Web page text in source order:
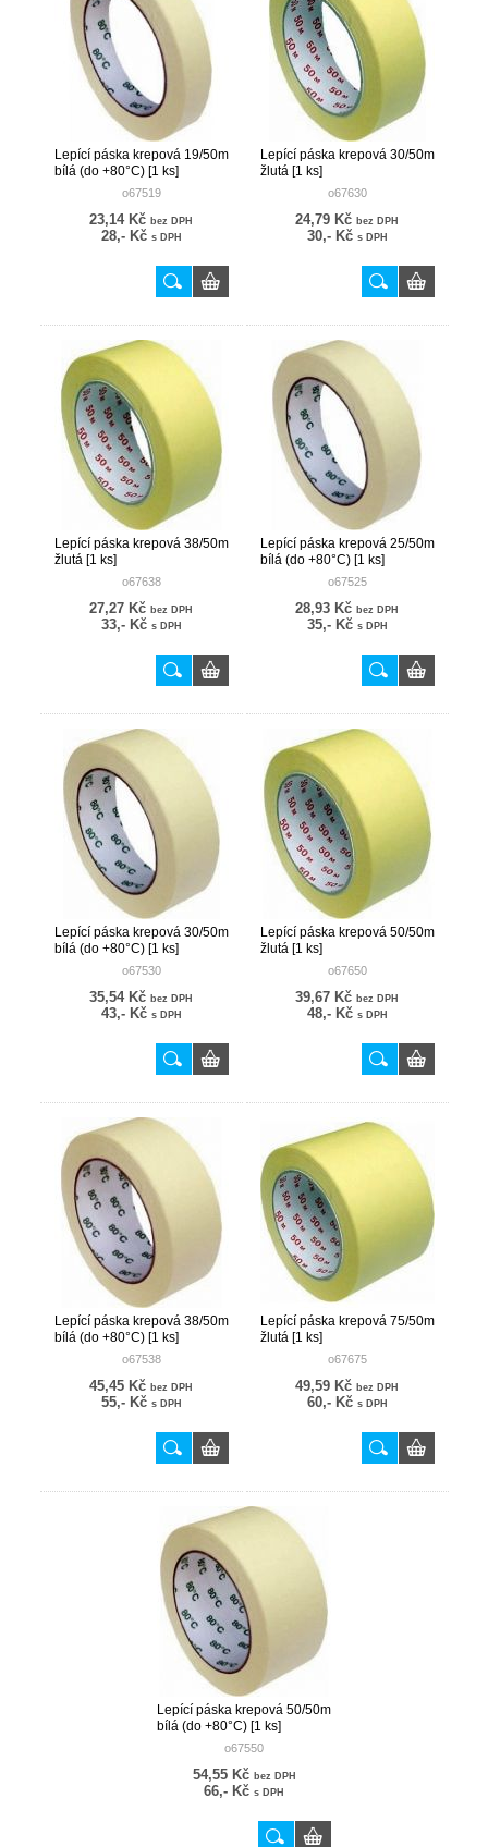
Lepící páska krepová 19/50m
bílá (do +80°C) [1 ks]
o67519
23,14 Kč bez DPH
28,- Kč s DPH
Lepící páska krepová 30/50m
žlutá [1 ks]
o67630
24,79 Kč bez DPH
30,- Kč s DPH
Lepící páska krepová 38/50m
žlutá [1 ks]
o67638
27,27 Kč bez DPH
33,- Kč s DPH
Lepící páska krepová 25/50m
bílá (do +80°C) [1 ks]
o67525
28,93 Kč bez DPH
35,- Kč s DPH
Lepící páska krepová 30/50m
bílá (do +80°C) [1 ks]
o67530
35,54 Kč bez DPH
43,- Kč s DPH
Lepící páska krepová 50/50m
žlutá [1 ks]
o67650
39,67 Kč bez DPH
48,- Kč s DPH
Lepící páska krepová 38/50m
bílá (do +80°C) [1 ks]
o67538
45,45 Kč bez DPH
55,- Kč s DPH
Lepící páska krepová 75/50m
žlutá [1 ks]
o67675
49,59 Kč bez DPH
60,- Kč s DPH
Lepící páska krepová 50/50m
bílá (do +80°C) [1 ks]
o67550
54,55 Kč bez DPH
66,- Kč s DPH